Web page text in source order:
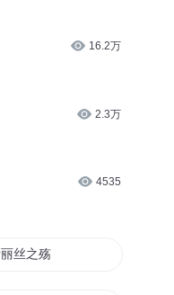
16.2万
2.3万
4535
丝之殇